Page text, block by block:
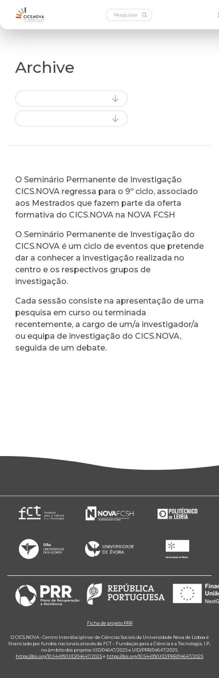
Archive
O Seminário Permanente de Investigação
CICS.NOVA regressa para o 9º ciclo, associado
aos Mestrados que fazem parte da oferta
formativa do CICS.NOVA na NOVA FCSH
O Seminário Permanente de Investigação do
CICS.NOVA é um ciclo de eventos que pretende
dar a conhecer a investigação realizada no
centro e os respectivos grupos de
investigação.
Cada sessão consiste na apresentação de uma
pesquisa em curso ou terminada
recentemente, a cargo de um/a investigador/a
ou equipa de investigação do CICS.NOVA,
seguida de um debate.
Ficha de projeto PRR
O CICS.NOVA - Centro Interdisciplinar de Ciências Sociais da Universidade Nova de Lisboa é
financiado por fundos nacionais através da FCT – Fundação para a Ciência e a Tecnologia, I.P.,
no âmbito dos projetos UID/04647/2025 e UID/PRR/04647/2025.
https://doi.org/10.54499/UID/04647/2025e https://doi.org/10.54499/UID/PRR/04647/2025